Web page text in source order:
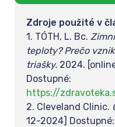
Zdroje použité v
1. TÓTH, L. Bc.
teploty? Prečo
triašky. 2024.
Dostupné:
https://
2. Cleveland Clinic.
12-2024] Dostupné: